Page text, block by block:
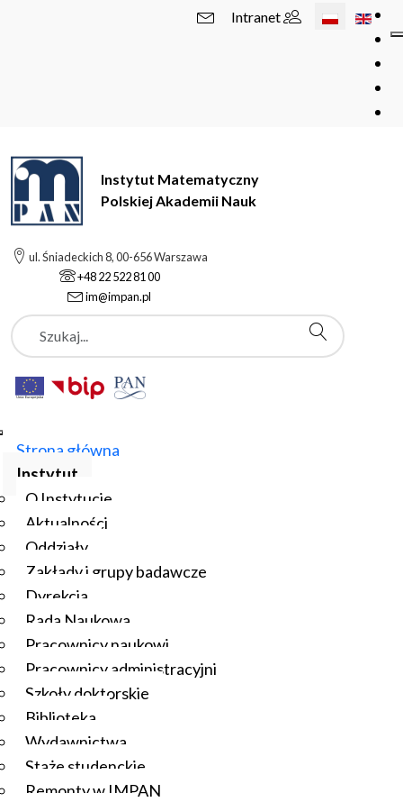
Wybierz swój
Intranet
Instytut Matematyczny
Polskiej Akademii Nauk
ul. Śniadeckich 8, 00-656 Warszawa
+48 22 522 81 00
im@impan.pl
Szukaj
Strona główna
Instytut
O Instytucie
Aktualności
Oddziały
Zakłady i grupy badawcze
Dyrekcja
Rada Naukowa
Pracownicy naukowi
Pracownicy administracyjni
Szkoły doktorskie
Biblioteka
Wydawnictwa
Staże studenckie
Remonty w IMPAN